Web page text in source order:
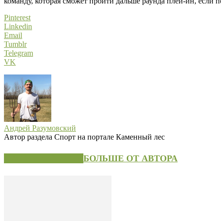
Pinterest
Linkedin
Email
Tumblr
Telegram
VK
Андрей Разумовский
Автор раздела Спорт на портале Каменный лес
БОЛЬШЕ ОТ АВТОРА